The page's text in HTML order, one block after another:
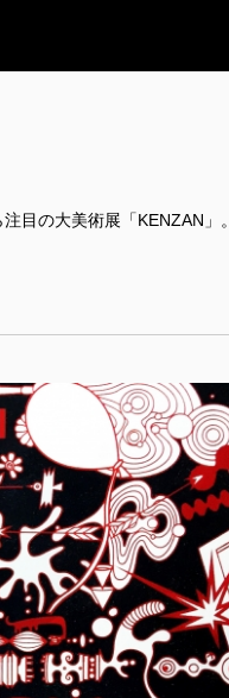
目の大美術展「KENZAN」。